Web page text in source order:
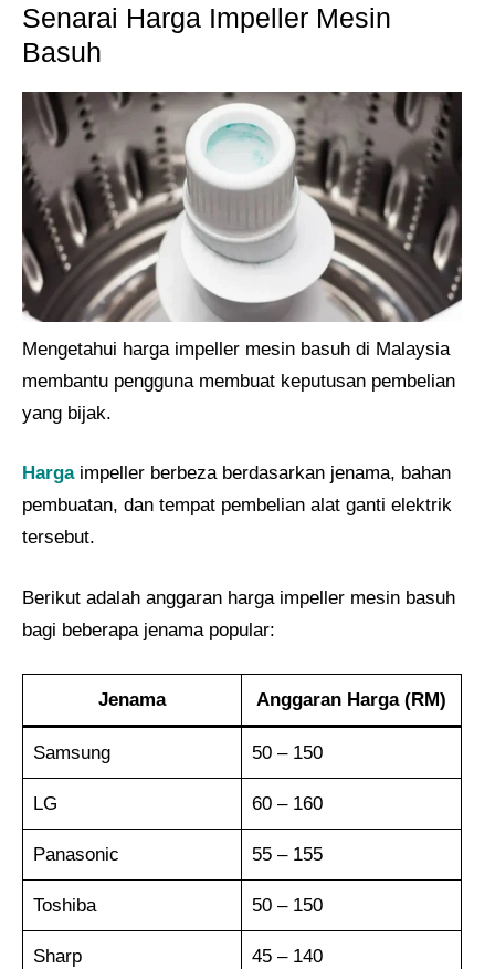
Senarai Harga Impeller Mesin
Basuh
Mengetahui harga impeller mesin basuh di Malaysia
membantu pengguna membuat keputusan pembelian
yang bijak.
Hargaimpeller berbeza berdasarkan jenama, bahan
pembuatan, dan tempat pembelian alat ganti elektrik
tersebut.
Berikut adalah anggaran harga impeller mesin basuh
bagi beberapa jenama popular:
Jenama Anggaran Harga (RM)
Samsung 50 – 150
LG 60 – 160
Panasonic 55 – 155
Toshiba 50 – 150
Sharp 45 – 140